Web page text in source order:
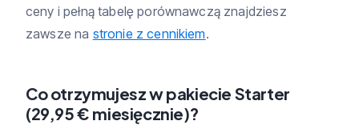
ceny i pełną tabelę porównawczą znajdziesz
zawsze na stronie z cennikiem.
Co otrzymujesz w pakiecie Starter
(29,95 € miesięcznie)?